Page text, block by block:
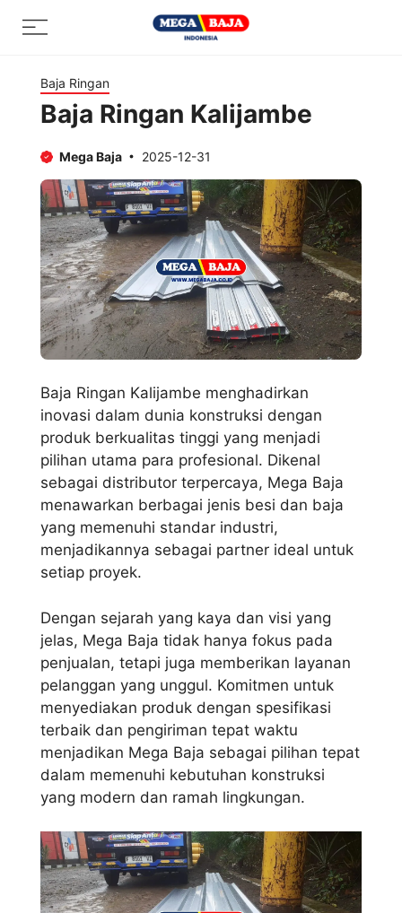
Menu
Baja Ringan
Baja Ringan Kalijambe
Mega Baja 2025-12-31
Baja Ringan Kalijambe menghadirkan
inovasi dalam dunia konstruksi dengan
produk berkualitas tinggi yang menjadi
pilihan utama para profesional. Dikenal
sebagai distributor terpercaya, Mega Baja
menawarkan berbagai jenis besi dan baja
yang memenuhi standar industri,
menjadikannya sebagai partner ideal untuk
setiap proyek.
Dengan sejarah yang kaya dan visi yang
jelas, Mega Baja tidak hanya fokus pada
penjualan, tetapi juga memberikan layanan
pelanggan yang unggul. Komitmen untuk
menyediakan produk dengan spesifikasi
terbaik dan pengiriman tepat waktu
menjadikan Mega Baja sebagai pilihan tepat
dalam memenuhi kebutuhan konstruksi
yang modern dan ramah lingkungan.